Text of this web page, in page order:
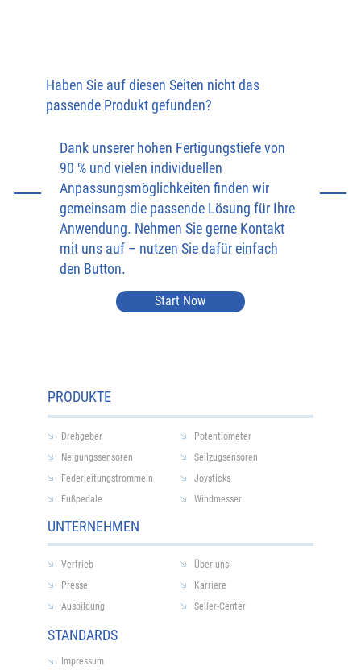
Haben Sie auf diesen Seiten nicht das
passende Produkt gefunden?
Dank unserer hohen Fertigungstiefe von
90 % und vielen individuellen
Anpassungsmöglichkeiten finden wir
gemeinsam die passende Lösung für Ihre
Anwendung. Nehmen Sie gerne Kontakt
mit uns auf – nutzen Sie dafür einfach
den Button.
Start Now
PRODUKTE
UNTERNEHMEN
Drehgeber
Potentiometer
Neigungssensoren
Seilzugsensoren
Federleitungstrommeln
Joysticks
Fußpedale
Windmesser
Vertrieb
Über uns
Presse
Karriere
Ausbildung
Seller-Center
STANDARDS
Impressum